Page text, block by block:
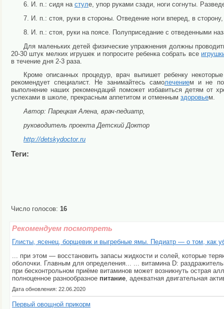
6. И. п.: сидя на стуле, упор руками сзади, ноги согнуты.
7. И. п.: стоя, руки в стороны. Отведение ноги вперед, в
8. И. п.: стоя, руки на поясе. Полуприседание с отведенными
Для маленьких детей физические упражнения должны
20-30 штук мелких игрушек и попросите ребенка собрать все
в течение дня 2-3 раза.
Кроме описанных процедур, врач выпишет ребенку
рекомендует специалист. Не занимайтесь самолечением и не
выполнение наших рекомендаций поможет избавиться детям от
успехами в школе, прекрасным аппетитом и отменным здоровьем.
Автор: Парецкая Алена, врач-педиатр,
руководитель проекта Детский Доктор
http://detskydoctor.ru
Теги:
Число голосов: 16
Рекомендуем посмотреть
Глисты, ясенец, борщевик и выгребные ямы. Педиатр — о том, как
... при этом — восстановить запасы жидкости и солей, которые
оболочки. Главным для определения... ... витамина D:
при бесконтрольном приёме витаминов может возникнуть острая
полноценное разнообразное питание , адекватная двигательная
Дата обновления: 22.06.2020
Первый овощной прикорм